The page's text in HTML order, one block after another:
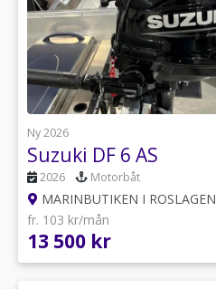
Ny 2026
Suzuki DF 6 AS
2026 Motorbåt
MARINBUTIKEN I ROSLAGEN
fr. 103 kr/mån
13 500 kr